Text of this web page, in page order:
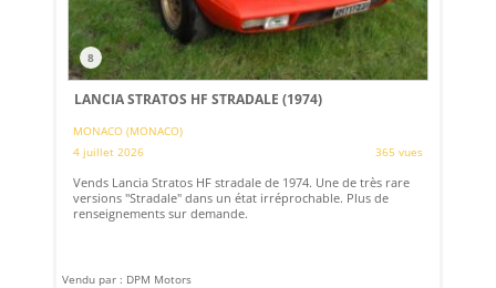
8
LANCIA STRATOS HF STRADALE (1974)
MONACO (MONACO)
4 juillet 2026
365 vues
Vends Lancia Stratos HF stradale de 1974. Une de très rare
versions "Stradale" dans un état irréprochable. Plus de
renseignements sur demande.
Vendu par : DPM Motors